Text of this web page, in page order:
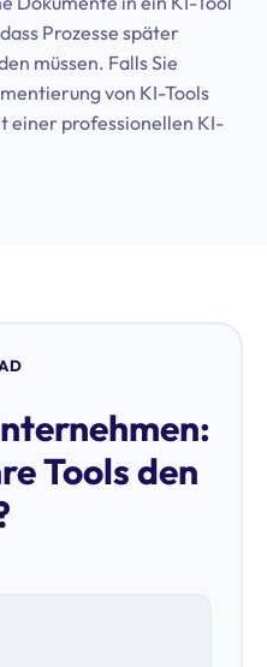
Prozesse später
müssen. Falls Sie
von KI-Tools
einer professionellen KI-
Tools den